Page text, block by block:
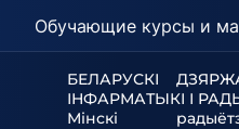
БЕЛАРУСКІ
ІНФАРМАТЫКІ І
Мінскі